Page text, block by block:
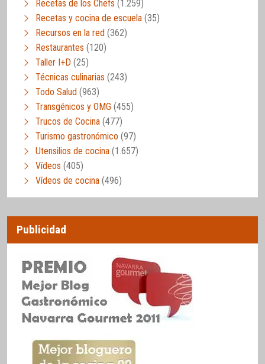
Recetas de los Chefs (1.259)
Recetas y cocina de escuela (35)
Recursos en la red (362)
Restaurantes (120)
Taller I+D (25)
Técnicas culinarias (243)
Todo Salud (963)
Transgénicos y OMG (455)
Trucos de Cocina (477)
Turismo gastronómico (97)
Utensilios de cocina (1.657)
Vídeos (405)
Vídeos de cocina (496)
Publicidad